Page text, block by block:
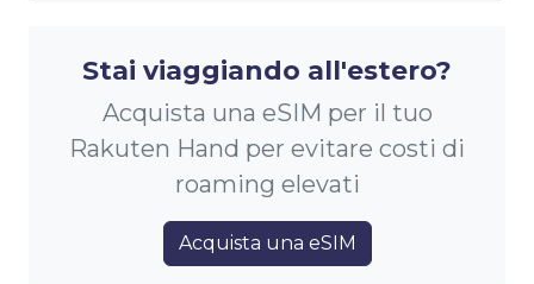
Stai viaggiando all'estero?
Acquista una eSIM per il tuo
Rakuten Hand per evitare costi di
roaming elevati
Acquista una eSIM